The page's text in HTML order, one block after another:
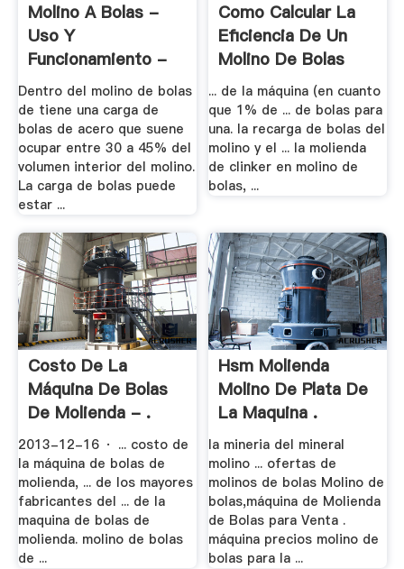
Molino A Bolas -
Uso Y
Funcionamiento -
Foro Por ...
Dentro del molino de bolas
de tiene una carga de
bolas de acero que suene
ocupar entre 30 a 45% del
volumen interior del molino.
La carga de bolas puede
estar ...
Como Calcular La
Eficiencia De Un
Molino De Bolas
... de la máquina (en cuanto
que 1% de ... de bolas para
una. la recarga de bolas del
molino y el ... la molienda
de clinker en molino de
bolas, ...
Costo De La
Máquina De Bolas
De Molienda - .
2013-12-16 · ... costo de
la máquina de bolas de
molienda, ... de los mayores
fabricantes del ... de la
maquina de bolas de
molienda. molino de bolas
de ...
Hsm Molienda
Molino De Plata De
La Maquina .
la mineria del mineral
molino ... ofertas de
molinos de bolas Molino de
bolas,máquina de Molienda
de Bolas para Venta .
máquina precios molino de
bolas para la ...